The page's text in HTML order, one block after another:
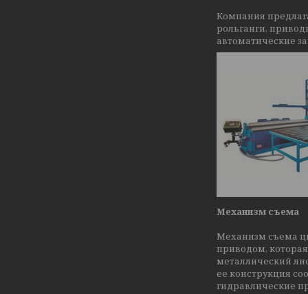
Компания
рольганги,
автоматические
Механизм съема
Механизм съема
приводом,
металлический
ее конструкция
гидравлические